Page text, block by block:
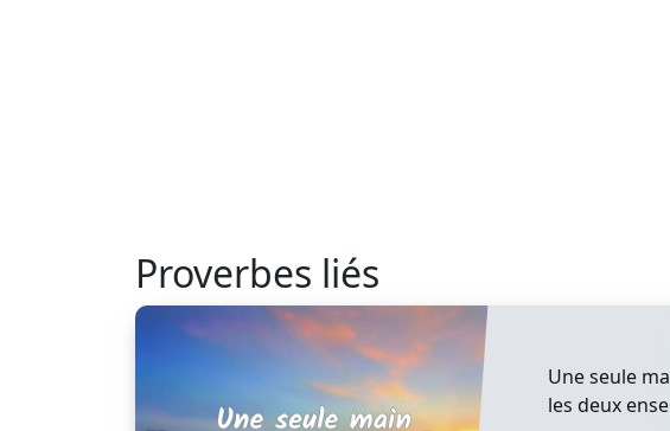
Proverbes liés
Une seule
les deux